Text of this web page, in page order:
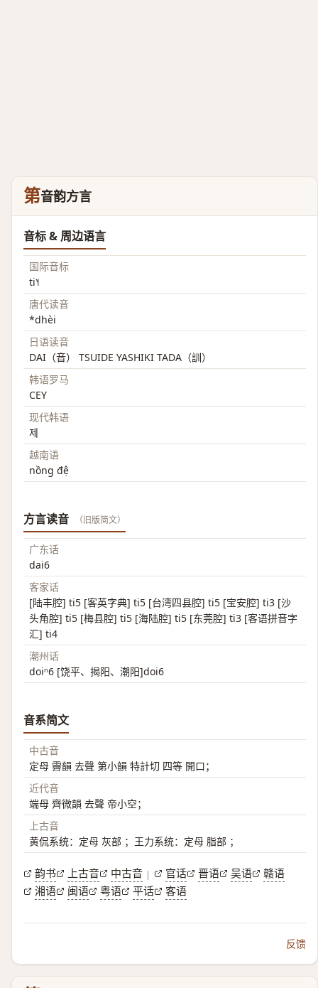
第音韵方言
音标 & 周边语言
国际音标
ti˥˧
唐代读音
*dhèi
日语读音
DAI（音） TSUIDE YASHIKI TADA（訓）
韩语罗马
CEY
现代韩语
제
越南语
nồng đệ
方言读音 （旧版简文）
广东话
dai6
客家话
[陆丰腔] ti5 [客英字典] ti5 [台湾四县腔] ti5 [宝安腔] ti3 [沙
头角腔] ti5 [梅县腔] ti5 [海陆腔] ti5 [东莞腔] ti3 [客语拼音字
汇] ti4
潮州话
doiⁿ6 [饶平、揭阳、潮阳]doi6
音系简文
中古音
定母 霽韻 去聲 第小韻 特計切 四等 開口；
近代音
端母 齊微韻 去聲 帝小空；
上古音
黄侃系统：定母 灰部 ；王力系统：定母 脂部 ；
韵书 上古音 中古音 | 官话 晋语 吴语
赣语
湘语
闽语 粤语 平话 客语
反馈